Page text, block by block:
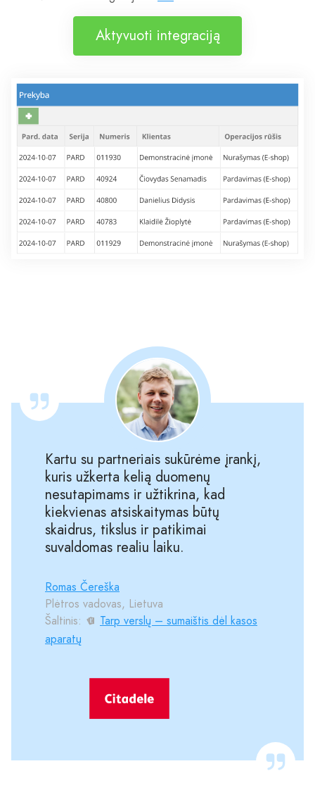
Aktyvuoti integraciją
Kartu su partneriais sukūrėme įrankį,
kuris užkerta kelią duomenų
nesutapimams ir užtikrina, kad
kiekvienas atsiskaitymas būtų
skaidrus, tikslus ir patikimai
suvaldomas realiu laiku.
Romas Čereška
Plėtros vadovas, Lietuva
Šaltinis:
Tarp verslų – sumaištis dėl kasos
aparatų